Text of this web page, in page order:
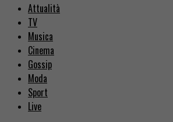
Attualità
TV
Musica
Cinema
Gossip
Moda
Sport
Live